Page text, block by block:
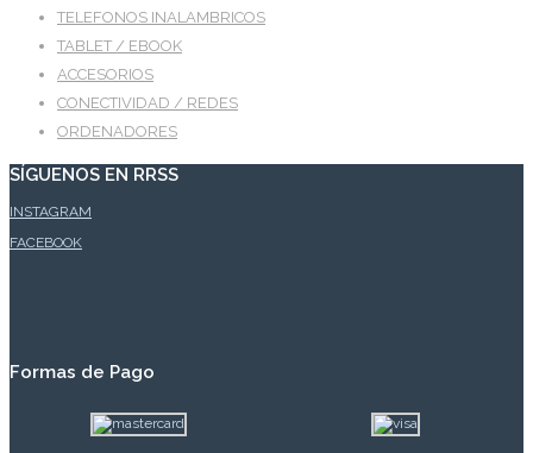
TELEFONOS INALAMBRICOS
TABLET / EBOOK
ACCESORIOS
CONECTIVIDAD / REDES
ORDENADORES
SÍGUENOS EN RRSS
INSTAGRAM
FACEBOOK
Formas de Pago